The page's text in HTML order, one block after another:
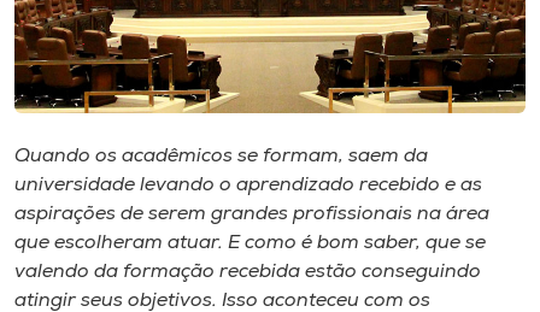
Museu
Unoesc
Store
Selecione
o idioma
Quando os acadêmicos se formam, saem da
universidade levando o aprendizado recebido e as
aspirações de serem grandes profissionais na área
que escolheram atuar. E como é bom saber, que se
valendo da formação recebida estão conseguindo
atingir seus objetivos. Isso aconteceu com os